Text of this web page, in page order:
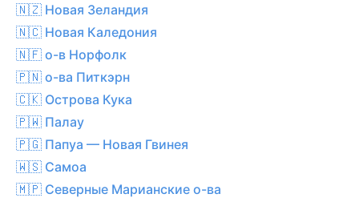
🇳🇿 Новая Зеландия
🇳🇨 Новая Каледония
🇳🇫 о-в Норфолк
🇵🇳 о-ва Питкэрн
🇨🇰 Острова Кука
🇵🇼 Палау
🇵🇬 Папуа — Новая Гвинея
🇼🇸 Самоа
🇲🇵 Северные Марианские о-ва